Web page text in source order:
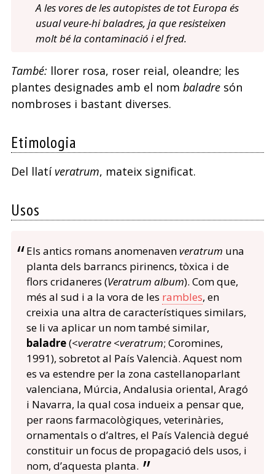
A les vores de les autopistes de tot Europa és
usual veure-hi baladres, ja que resisteixen
molt bé la contaminació i el fred.
També: llorer rosa, roser reial, oleandre; les
plantes designades amb el nom baladresón
nombroses i bastant diverses.
Etimologia
Del llatí veratrum, mateix significat.
Usos
Els antics romans anomenavenveratrum una
planta dels barrancs pirinencs, tòxica i de
flors cridaneres (Veratrum album). Com que,
més al sud i a la vora de les rambles, en
creixia una altra de característiques similars,
se li va aplicar un nom també similar,
baladre(<veratre<veratrum; Coromines,
1991), sobretot al País Valencià. Aquest nom
es va estendre per la zona castellanoparlant
valenciana, Múrcia, Andalusia oriental, Aragó
i Navarra, la qual cosa indueix a pensar que,
per raons farmacològiques, veterinàries,
ornamentals o d’altres, el País Valencià degué
constituir un focus de propagació dels usos, i
nom, d’aquesta planta.